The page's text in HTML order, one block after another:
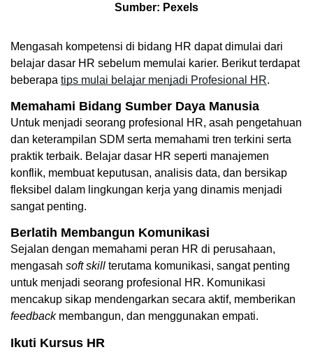
Sumber: Pexels
Mengasah kompetensi di bidang HR dapat dimulai dari
belajar dasar HR sebelum memulai karier. Berikut terdapat
beberapa tips mulai belajar menjadi Profesional HR.
Memahami Bidang Sumber Daya Manusia
Untuk menjadi seorang profesional HR, asah pengetahuan
dan keterampilan SDM serta memahami tren terkini serta
praktik terbaik. Belajar dasar HR seperti manajemen
konflik, membuat keputusan, analisis data, dan bersikap
fleksibel dalam lingkungan kerja yang dinamis menjadi
sangat penting.
Berlatih Membangun Komunikasi
Sejalan dengan memahami peran HR di perusahaan,
mengasah soft skill terutama komunikasi, sangat penting
untuk menjadi seorang profesional HR. Komunikasi
feedback membangun, dan menggunakan empati.
Ikuti Kursus HR